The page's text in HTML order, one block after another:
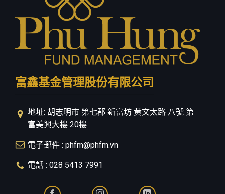
富鑫基金管理股份有限公司
地址: 胡志明市 第七郡 新富坊 黄文太路 八號 第
富美興大樓 20樓
電子郵件 : phfm@phfm.vn
電話 : 028 5413 7991